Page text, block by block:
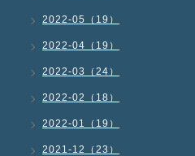
2022-05（19）
2022-04（19）
2022-03（24）
2022-02（18）
2022-01（19）
2021-12（23）